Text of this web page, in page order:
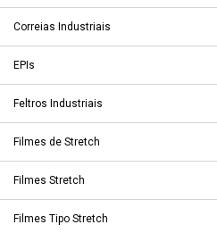
Correias Industriais
EPIs
Feltros Industriais
Filmes de Stretch
Filmes Stretch
Filmes Tipo Stretch